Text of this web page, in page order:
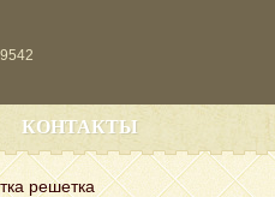
КОНТАКТЫ
решетка